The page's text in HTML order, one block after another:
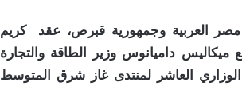
مصر العربية وجمهورية قبرص، عقد كريم
ميكاليس داميانوس وزير الطاقة والتجارة
العاشر لمنتدى غاز شرق المتوسط